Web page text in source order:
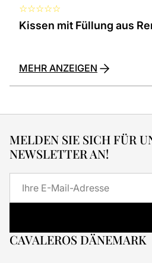
☆☆☆☆☆
Kissen mit Füllung aus
MEHR ANZEIGEN
MELDEN SIE SICH FÜR
NEWSLETTER AN!
E-
Mail
CAVALEROS DÄNEMARK